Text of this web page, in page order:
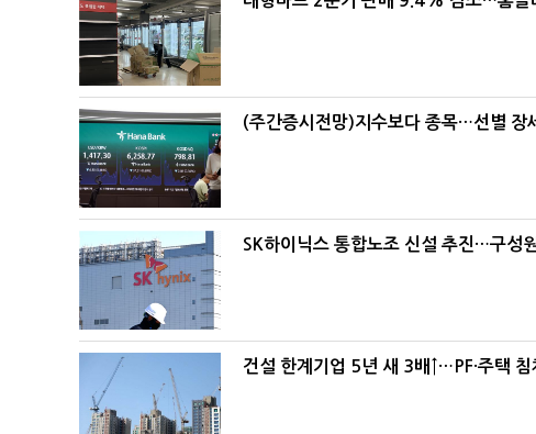
(주간증시전망)지수보다 종목…선별 장
SK하이닉스 통합노조 신설 추진…구성
건설 한계기업 5년 새 3배↑…PF·주택 침